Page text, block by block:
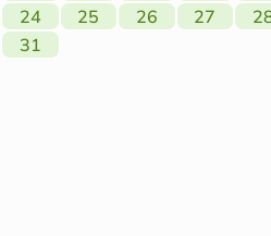
24
25 26 27
31